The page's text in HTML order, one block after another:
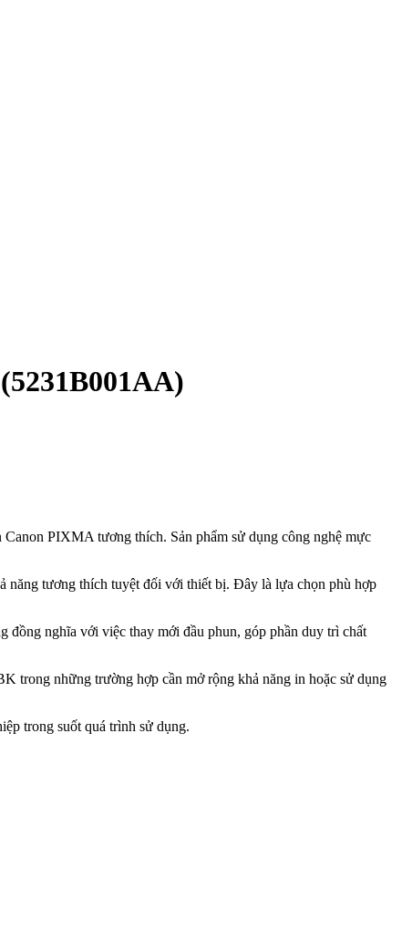
PIXMA tương thích. Sản phẩm sử dụng công nghệ mực
năng tương thích tuyệt đối với thiết bị. Đây là lựa chọn phù hợp
đồng nghĩa với việc thay mới đầu phun, góp phần duy trì chất
trong những trường hợp cần mở rộng khả năng in hoặc sử dụng
trong suốt quá trình sử dụng.